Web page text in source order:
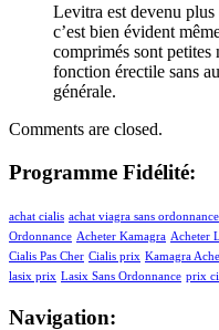
Levitra est devenu plus
c’est bien évident
comprimés sont petites
fonction érectile sans
générale.
Comments are closed.
Programme Fidélité:
achat cialis achat viagra sans ordonnance
Ordonnance Acheter Kamagra Acheter
Cialis Pas Cher Cialis prix Kamagra
lasix prix Lasix Sans Ordonnance prix
Navigation: